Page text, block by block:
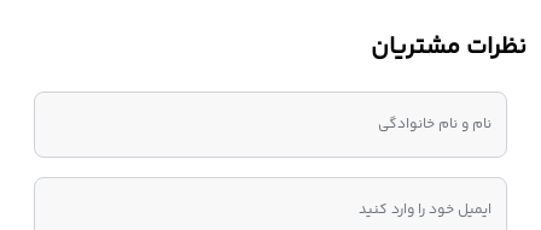
نظرات مشتریان